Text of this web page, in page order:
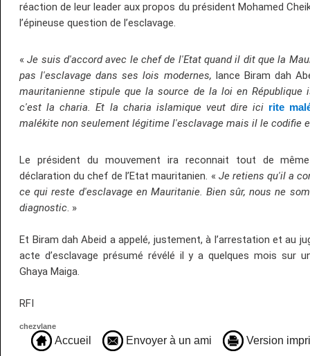
réaction de leur leader aux propos du président Mohamed
l’épineuse question de l’esclavage.
«Je suis d'accord avec le chef de l'Etat quand il dit que la
pas l'esclavage dans ses lois modernes, lance Biram dah
mauritanienne stipule que la source de la loi en République
c'est la charia. Et la charia islamique veut dire ici rite
malékite non seulement légitime l'esclavage mais il le codifie
Le président du mouvement ira reconnait tout de
déclaration du chef de l’Etat mauritanien. « Je retiens qu'il a
ce qui reste d'esclavage en Mauritanie. Bien sûr, nous ne
diagnostic. »
Et Biram dah Abeid a appelé, justement, à l’arrestation et au
acte d’esclavage présumé révélé il y a quelques mois sur
Ghaya Maiga.
RFI
chezvlane
Accueil Envoyer à un ami Version